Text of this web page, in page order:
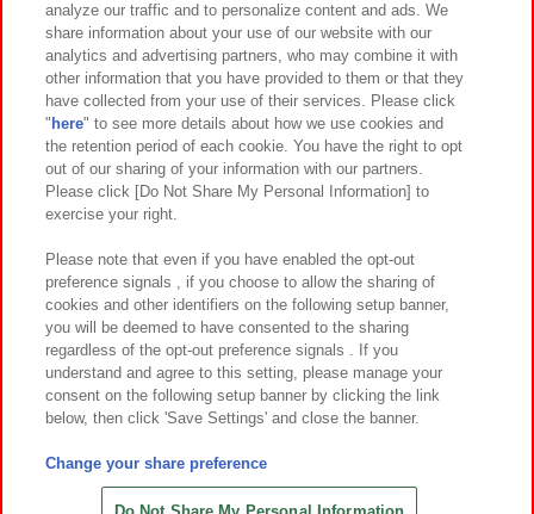
イベント・キャンペーン
関連会社 サステナビリティ サイトポリシー
プライバシーポリシー ウェブアクセシビリティ方針と検証結果
お取引先さまとともに
カスタマーハラスメント対応方針 よくあるご質問・お問い合わせ
©Bandai Namco Amusement Inc.
©Bandai Namco Amusement Lab Inc.
©HANAYASHIKI Co., Ltd. All Rights Reserved.
analyze our traffic and to personalize content and ads. We
share information about your use of our website with our
analytics and advertising partners, who may combine it with
other information that you have provided to them or that they
have collected from your use of their services. Please click
" here" to see more details about how we use cookies and
the retention period of each cookie. You have the right to opt
out of our sharing of your information with our partners.
Please click [Do Not Share My Personal Information] to
exercise your right.
Please note that even if you have enabled the opt-out
preference signals , if you choose to allow the sharing of
cookies and other identifiers on the following setup banner,
you will be deemed to have consented to the sharing
regardless of the opt-out preference signals . If you
understand and agree to this setting, please manage your
consent on the following setup banner by clicking the link
below, then click 'Save Settings' and close the banner.
Change your share preference